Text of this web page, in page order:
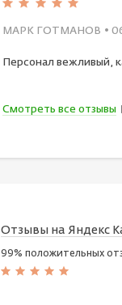
МАРК ГОТМАНОВ •
Персонал вежливый,
Смотреть все отзывы
Отзывы на Яндекс
99% положительных